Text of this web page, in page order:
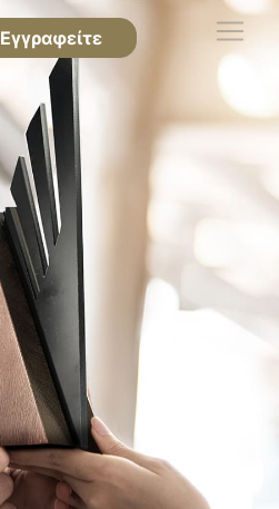
Εγγραφείτε